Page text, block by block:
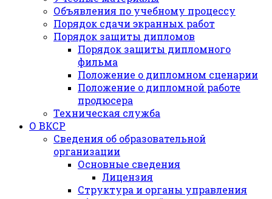
Объявления по учебному процессу
Порядок сдачи экранных работ
Порядок защиты дипломов
Порядок защиты дипломного
фильма
Положение о дипломном сценарии
Положение о дипломной работе
продюсера
Техническая служба
О ВКСР
Сведения об образовательной
организации
Основные сведения
Лицензия
Структура и органы управления